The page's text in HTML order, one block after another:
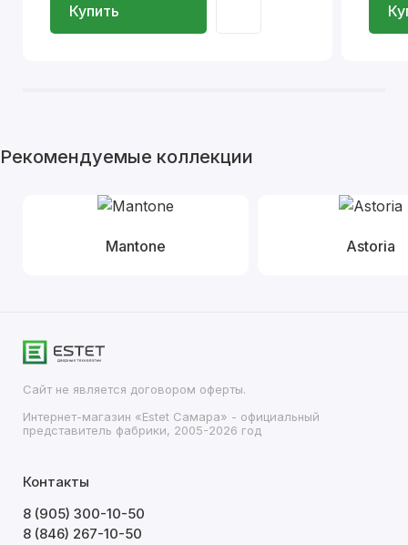
Купить
Рекомендуемые коллекции
Mantone Astoria
Сайт не является договором оферты.
Интернет-магазин «Estet Самара» - официальный
представитель фабрики, 2005-2026 год
Контакты
8 (905) 300-10-50
8 (846) 267-10-50